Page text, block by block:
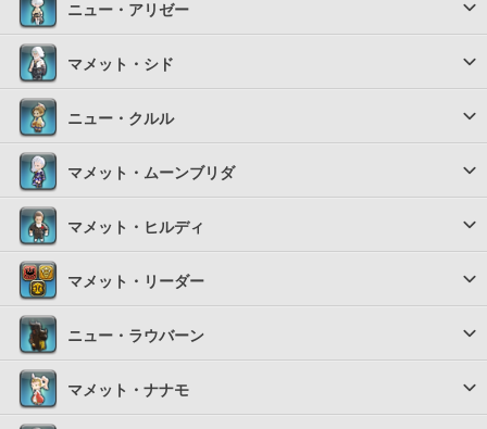
ニュー・アリゼー
マメット・シド
ニュー・クルル
マメット・ムーンブリダ
マメット・ヒルディ
マメット・リーダー
ニュー・ラウバーン
マメット・ナナモ